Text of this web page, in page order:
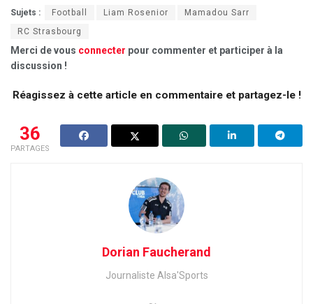
Sujets : Football Liam Rosenior
Mamadou Sarr
RC Strasbourg
Merci de vous connecter pour commenter et participer à la
discussion !
Réagissez à cette article en commentaire et partagez-le !
36
PARTAGES
Dorian Faucherand
Journaliste Alsa'Sports